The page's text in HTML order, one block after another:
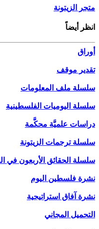
متجر الزيتونة
انظر أيضاً
أوراق
تقدير موقف
سلسلة ملف المعلومات
سلسلة اليوميات الفلسطينية
دراسات علميَّة محكَّمة
سلسلة ترجمات الزيتونة
سلسلة الحقائق الأربعون في
نشرة فلسطين اليوم
نشرة آفاق استراتيجية
التحميل المجاني